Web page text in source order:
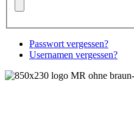
Passwort vergessen?
Usernamen vergessen?